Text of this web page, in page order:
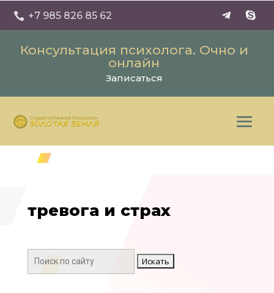
 +7 985 826 85 62
Консультация психолога. Очно и
онлайн
Записаться
тревога и страх
Поиск: